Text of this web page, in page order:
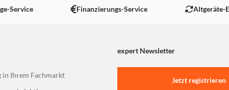
Service Finanzierungs-Service Altgeräte-
expert Newsletter
Ihrem Fachmarkt
Jetzt registrieren